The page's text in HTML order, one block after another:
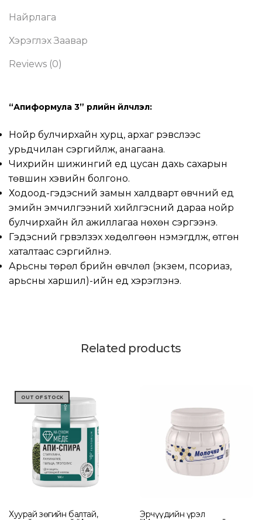
Найрлага
Хэрэглэх Заавар
Reviews (0)
“Апиформула 3” үрлийн үйлчлэл:
Нойр булчирхайн хурц, архаг үрэвслээс
урьдчилан сэргийлж, анагаана.
Чихрийн шижингий үед цусан дахь сахарын
төвшин хэвийн болгоно.
Ходоод-гэдэсний замын халдварт өвчний үед
эмийн эмчилгээний хийлгэсний дараа нойр
булчирхайн үйл ажиллагаа нөхөн сэргээнэ.
Гэдэсний гүрвэлзэх хөдөлгөөн нэмэгдүүлж, өтгөн
хаталтаас сэргийлнэ.
Арьсны төрөл бүрийн өвчлөл (экзем, псориаз,
арьсны харшил)-ийн үед хэрэглэнэ.
Related products
OUT OF STOCK
Хуурай зөгийн балтай, Эрчүүдийн үрэл